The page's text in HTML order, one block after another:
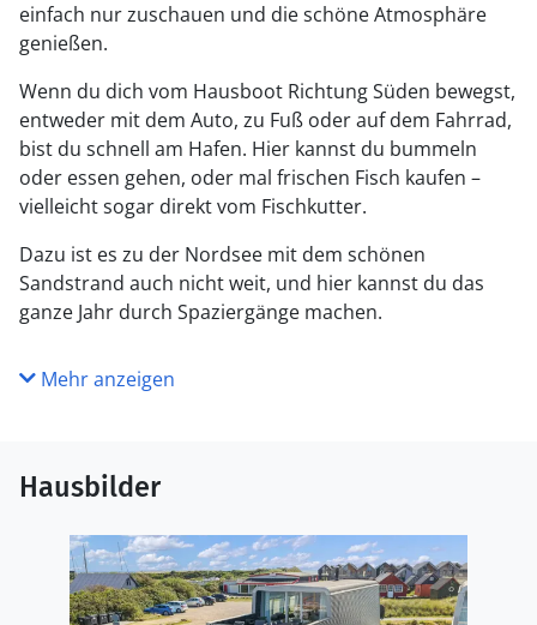
einfach nur zuschauen und die schöne Atmosphäre
genießen.
Wenn du dich vom Hausboot Richtung Süden bewegst,
entweder mit dem Auto, zu Fuß oder auf dem Fahrrad,
bist du schnell am Hafen. Hier kannst du bummeln
oder essen gehen, oder mal frischen Fisch kaufen –
vielleicht sogar direkt vom Fischkutter.
Dazu ist es zu der Nordsee mit dem schönen
Sandstrand auch nicht weit, und hier kannst du das
ganze Jahr durch Spaziergänge machen.
Mehr anzeigen
Hausbilder